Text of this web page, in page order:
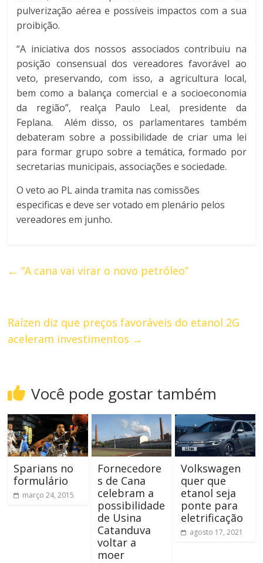
pulverização aérea e possíveis impactos com a sua
proibição.
“A iniciativa dos nossos associados contribuiu na
posição consensual dos vereadores favorável ao
veto, preservando, com isso, a agricultura local,
bem como a balança comercial e a socioeconomia
da região”, realça Paulo Leal, presidente da
Feplana. Além disso, os parlamentares também
debateram sobre a possibilidade de criar uma lei
para formar grupo sobre a temática, formado por
secretarias municipais, associações e sociedade.
O veto ao PL ainda tramita nas comissões
especificas e deve ser votado em plenário pelos
vereadores em junho.
← “A cana vai virar o novo petróleo”
Raízen diz que preços favoráveis do etanol 2G
aceleram investimentos →
Você pode gostar também
Sparians no
formulário
março 24, 2015
Fornecedore
s de Cana
celebram a
possibilidade
de Usina
Catanduva
voltar a
moer
Volkswagen
quer que
etanol seja
ponte para
eletrificação
agosto 17, 2021